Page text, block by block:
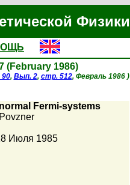
Физики
(February 1986)
90, Вып. 2, стр. 512, Февраль 1986 )
Fermi-systems
Июля 1985